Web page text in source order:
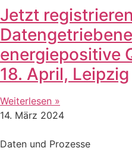
Jetzt
energiepositive
18. April, Leipzig
Weiterlesen »
14. März 2024
Daten und Prozesse